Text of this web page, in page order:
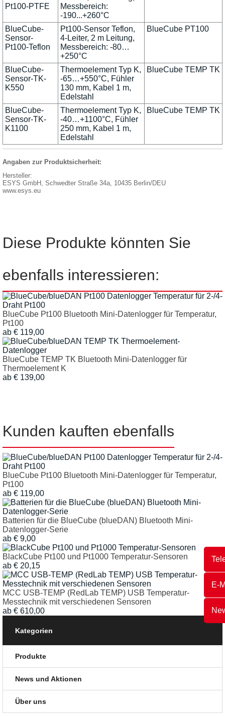
E-
Pt100-PTFE
Messbereich:
-190...+260°C
BlueCube-
Sensor-
Pt100-Teflon
Pt100-Sensor Teflon,
4-Leiter, 2 m Leitung,
Messbereich: -80…
+250°C
BlueCube PT100
BlueCube-
Sensor-TK-
K550
Thermoelement Typ K,
-65…+550°C, Fühler
130 mm, Kabel 1 m,
Edelstahl
BlueCube TEMP TK
BlueCube-
Sensor-TK-
K1100
Thermoelement Typ K,
-40…+1100°C, Fühler
250 mm, Kabel 1 m,
Edelstahl
BlueCube TEMP TK
Angaben zur Produktsicherheit:
Hersteller:
ESYS GmbH, Schwedter Straße 34a, 10435 Berlin/DEU
www.esys.eu
Diese Produkte könnten Sie
ebenfalls interessieren:
BlueCube Pt100 Bluetooth Mini-Datenlogger für Temperatur,
Pt100
ab € 119,00
BlueCube TEMP TK Bluetooth Mini-Datenlogger für
Thermoelement K
ab € 139,00
Kunden kauften ebenfalls
BlueCube Pt100 Bluetooth Mini-Datenlogger für Temperatur,
Pt100
ab € 119,00
Batterien für die BlueCube (blueDAN) Bluetooth Mini-
Datenlogger-Serie
ab € 9,00
BlackCube Pt100 und Pt1000 Temperatur-Sensoren
ab € 20,15
MCC USB-TEMP (RedLab TEMP) USB Temperatur-
Messtechnik mit verschiedenen Sensoren
ab € 610,00
Kategorien
Produkte
News und Aktionen
Über uns